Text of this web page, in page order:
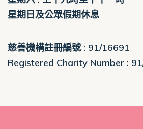
星期日及公眾假期休息
慈善機構註冊編號 : 91/16691
Registered Charity Number :